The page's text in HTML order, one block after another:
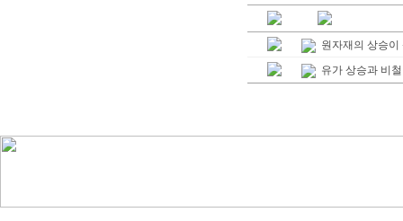
원자재의 상승
유가 상승과 비